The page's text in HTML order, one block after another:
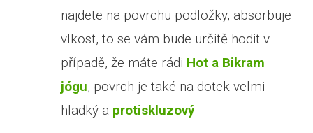
najdete na povrchu podložky, absorbuje
vlkost, to se vám bude určitě hodit v
případě, že máte rádi Hot a Bikram
jógu, povrch je také na dotek velmi
hladký a protiskluzový